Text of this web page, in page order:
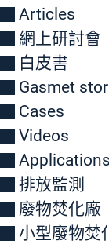
Articles
網上研討會
白皮書
Gasmet
Cases
Videos
Applications
排放監測
廢物焚化廠
小型廢物焚